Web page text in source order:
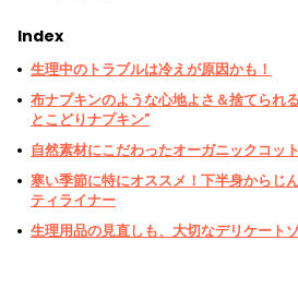
Index
生理中のトラブルは冷えが原因かも！
布ナプキンのような心地よさ＆捨てられ
とこどりナプキン”
自然素材にこだわったオーガニックコッ
寒い季節に特にオススメ！下半身からじ
ティライナー
生理用品の見直しも、大切なデリケート